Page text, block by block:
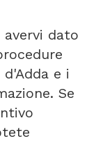
avervi dato
e i
Se